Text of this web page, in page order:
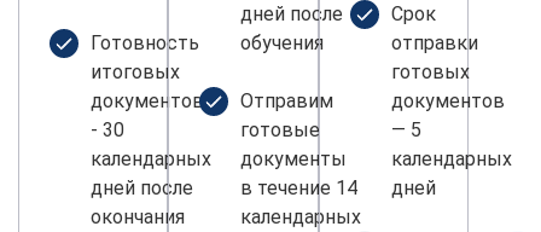
Готовность
итоговых
документов
- 30
календарных
дней после
окончания
дней после
обучения
Отправим
готовые
документы
в течение 14
календарных
Срок
отправки
готовых
документов
— 5
календарных
дней